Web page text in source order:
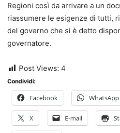
Regioni così da arrivare a un
riassumere le esigenze di tutti,
del governo che si è detto
governatore.
Post Views: 4
Condividi:
Facebook WhatsApp
X E-mail